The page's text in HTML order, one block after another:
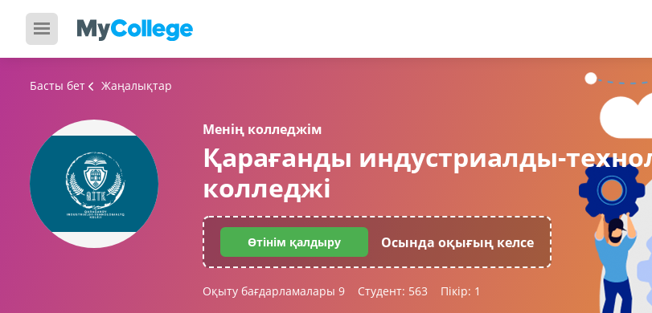
Басты бет Жаңалықтар
Менің колледжім
Қарағанды индустриалды-
колледжі
Өтінім қалдыру Осында оқығың келсе
Оқыту бағдарламалары 9 Студент: 563 Пікір: 1